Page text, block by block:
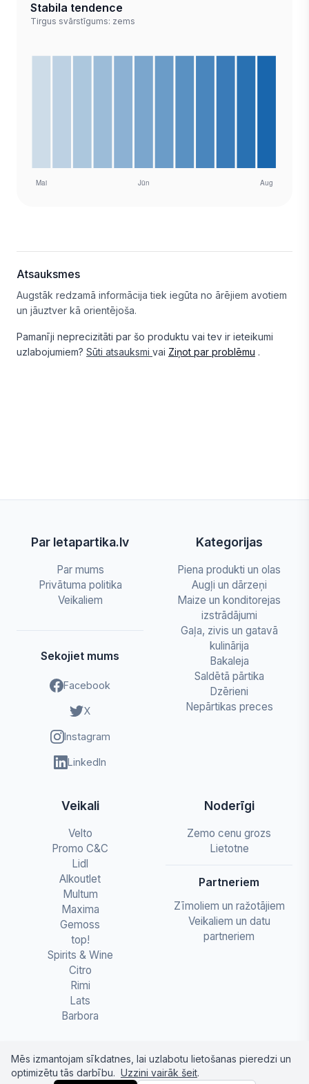
Stabila tendence
Tirgus svārstīgums: zems
Atsauksmes
Augstāk redzamā informācija tiek iegūta no ārējiem avotiem
un jāuztver kā orientējoša.
Pamanīji neprecizitāti par šo produktu vai tev ir ieteikumi
uzlabojumiem? Sūti atsauksmi vai Ziņot par problēmu .
Par letapartika.lv
Par mums
Privātuma politika
Veikaliem
Sekojiet mums
Facebook
X
Instagram
LinkedIn
Kategorijas
Piena produkti un olas
Augļi un dārzeņi
Maize un konditorejas
izstrādājumi
Gaļa, zivis un gatavā
kulinārija
Bakaleja
Saldētā pārtika
Dzērieni
Nepārtikas preces
Veikali
Velto
Promo C&C
Lidl
Alkoutlet
Multum
Maxima
Gemoss
top!
Spirits & Wine
Citro
Rimi
Lats
Barbora
Noderīgi
Zemo cenu grozs
Lietotne
Partneriem
Zīmoliem un ražotājiem
Veikaliem un datu
partneriem
Mēs izmantojam sīkdatnes, lai uzlabotu lietošanas pieredzi un
optimizētu tās darbību. Uzzini vairāk šeit.